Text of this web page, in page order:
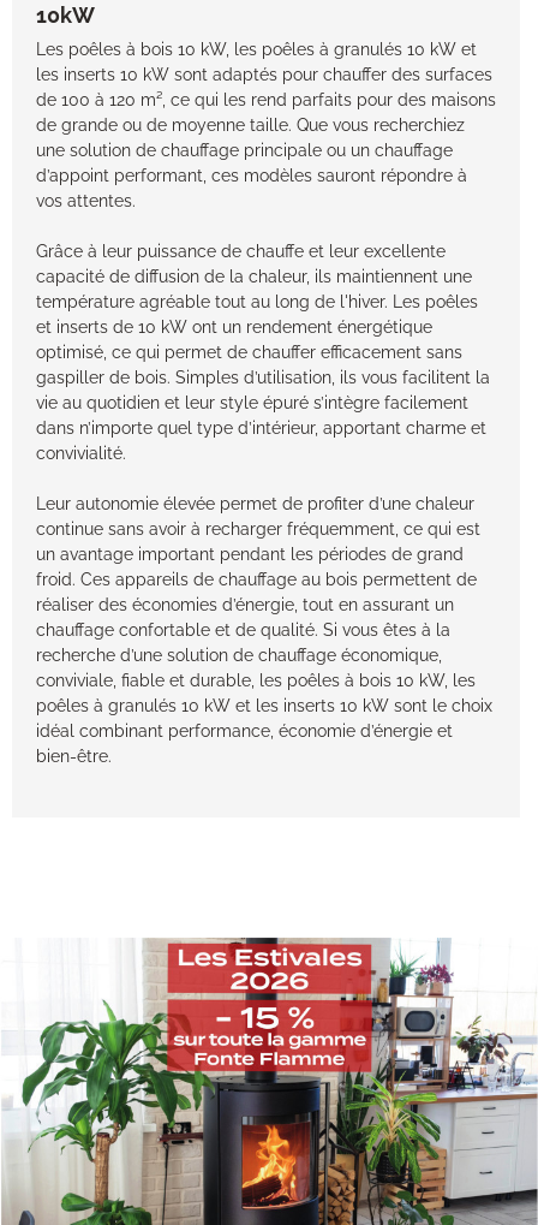
10kW
Les poêles à bois 10 kW, les poêles à granulés 10 kW et
les inserts 10 kW sont adaptés pour chauffer des surfaces
de 100 à 120 m², ce qui les rend parfaits pour des maisons
de grande ou de moyenne taille. Que vous recherchiez
une solution de chauffage principale ou un chauffage
d’appoint performant, ces modèles sauront répondre à
vos attentes.
Grâce à leur puissance de chauffe et leur excellente
capacité de diffusion de la chaleur, ils maintiennent une
température agréable tout au long de l'hiver. Les poêles
et inserts de 10 kW ont un rendement énergétique
optimisé, ce qui permet de chauffer efficacement sans
gaspiller de bois. Simples d’utilisation, ils vous facilitent la
vie au quotidien et leur style épuré s’intègre facilement
dans n’importe quel type d’intérieur, apportant charme et
convivialité.
Leur autonomie élevée permet de profiter d’une chaleur
continue sans avoir à recharger fréquemment, ce qui est
un avantage important pendant les périodes de grand
froid. Ces appareils de chauffage au bois permettent de
réaliser des économies d’énergie, tout en assurant un
chauffage confortable et de qualité. Si vous êtes à la
recherche d’une solution de chauffage économique,
conviviale, fiable et durable, les poêles à bois 10 kW, les
poêles à granulés 10 kW et les inserts 10 kW sont le choix
idéal combinant performance, économie d’énergie et
bien-être.